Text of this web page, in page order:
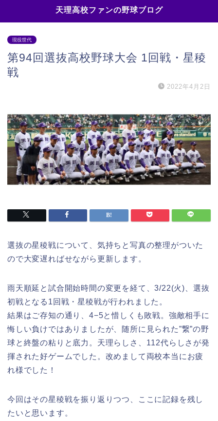
天理高校ファンの野球ブログ
現役世代
第94回選抜高校野球大会 1回戦・星稜
戦
2022年4月2日
選抜の星稜戦について、気持ちと写真の整理がついた
ので大変遅ればせながら更新します。
雨天順延と試合開始時間の変更を経て、3/22(火)、選抜
初戦となる1回戦・星稜戦が行われました。
結果はご存知の通り、4−5と惜しくも敗戦。強敵相手に
悔しい負けではありましたが、随所に見られた”繋”の野
球と終盤の粘りと底力。天理らしさ、112代らしさが発
揮された好ゲームでした。改めまして両校本当にお疲
れ様でした！
今回はその星稜戦を振り返りつつ、ここに記録を残し
たいと思います。